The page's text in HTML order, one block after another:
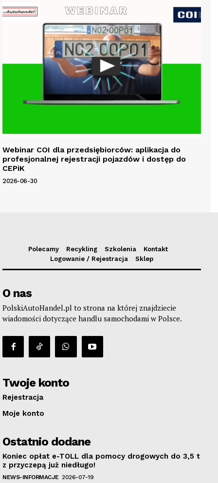
Webinar COI dla przedsiębiorców: aplikacja do
profesjonalnej rejestracji pojazdów i dostęp do
CEPiK
2026-06-30
Polecamy Recykling Szkolenia
Kontakt
Logowanie / Rejestracja
Sklep
O nas
PolskiAutoHandel.pl to strona na której znajdziecie
wiadomości dotyczące handlu samochodami w Polsce.
Twoje konto
Rejestracja
Moje konto
Ostatnio dodane
Koniec opłat e-TOLL dla pomocy drogowych do 3,5 t
z przyczepą już niedługo!
NEWS-INFORMACJE 2026-07-19